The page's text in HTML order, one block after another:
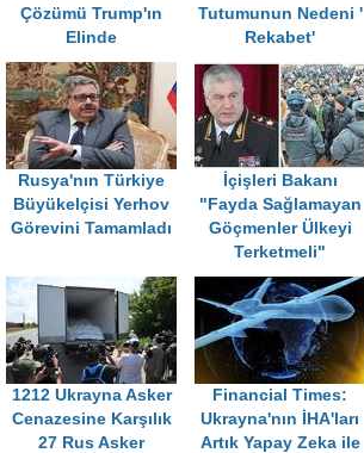
Çözümü Trump'ın
Elinde
Tutumunun Nedeni '
Rekabet'
Rusya'nın Türkiye
Büyükelçisi Yerhov
Görevini Tamamladı
İçişleri Bakanı
"Fayda Sağlamayan
Göçmenler Ülkeyi
Terketmeli"
1212 Ukrayna Asker
Cenazesine Karşılık
27 Rus Asker
Financial Times:
Ukrayna'nın İHA'ları
Artık Yapay Zeka ile